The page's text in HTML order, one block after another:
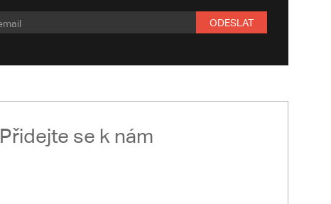
ODESLAT
Přidejte se k nám